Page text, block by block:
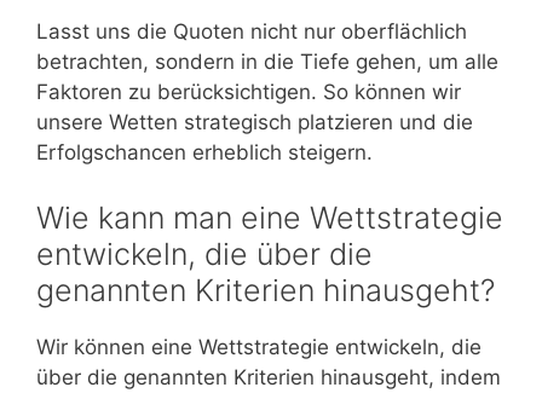
Lasst uns die Quoten nicht nur oberflächlich
betrachten, sondern in die Tiefe gehen, um alle
Faktoren zu berücksichtigen. So können wir
unsere Wetten strategisch platzieren und die
Erfolgschancen erheblich steigern.
Wie kann man eine Wettstrategie
entwickeln, die über die
genannten Kriterien hinausgeht?
Wir können eine Wettstrategie entwickeln, die
über die genannten Kriterien hinausgeht, indem